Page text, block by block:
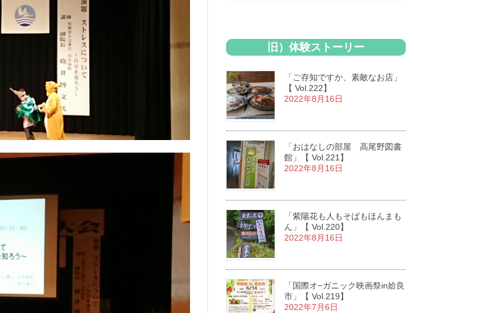
旧）体験ストーリー
「ご存知ですか、素敵なお店」
【 Vol.222】
2022年8月16日
「おはなしの部屋 高尾野図書
館」【 Vol.221】
2022年8月16日
「紫陽花も人もそばもほんまも
ん」【 Vol.220】
2022年8月16日
「国際オ−ガニック映画祭in姶良
市」【 Vol.219】
2022年7月6日